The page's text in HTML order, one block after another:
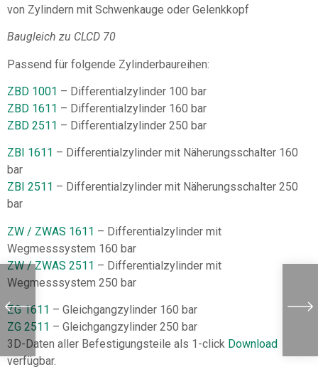
von Zylindern mit Schwenkauge oder Gelenkkopf
Baugleich zu CLCD 70
Passend für folgende Zylinderbaureihen:
ZBD 1001 – Differentialzylinder 100 bar
ZBD 1611 – Differentialzylinder 160 bar
ZBD 2511 – Differentialzylinder 250 bar
ZBI 1611 – Differentialzylinder mit Näherungsschalter 160
bar
ZBI 2511 – Differentialzylinder mit Näherungsschalter 250
bar
ZW / ZWAS 1611 – Differentialzylinder mit
Wegmesssystem 160 bar
ZW / ZWAS 2511 – Differentialzylinder mit
Wegmesssystem 250 bar
ZG 1611 – Gleichgangzylinder 160 bar
ZG 2511 – Gleichgangzylinder 250 bar
3D-Daten aller Befestigungsteile als 1-click Download
verfügbar.